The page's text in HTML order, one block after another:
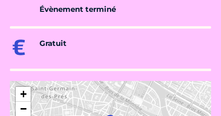
Évènement terminé
Gratuit
+
−